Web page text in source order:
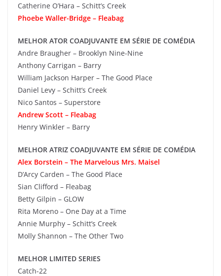
Catherine O’Hara – Schitt’s Creek
Phoebe Waller-Bridge – Fleabag
MELHOR ATOR COADJUVANTE EM SÉRIE DE COMÉDIA
Andre Braugher – Brooklyn Nine-Nine
Anthony Carrigan – Barry
William Jackson Harper – The Good Place
Daniel Levy – Schitt’s Creek
Nico Santos – Superstore
Andrew Scott – Fleabag
Henry Winkler – Barry
MELHOR ATRIZ COADJUVANTE EM SÉRIE DE COMÉDIA
Alex Borstein – The Marvelous Mrs. Maisel
D’Arcy Carden – The Good Place
Sian Clifford – Fleabag
Betty Gilpin – GLOW
Rita Moreno – One Day at a Time
Annie Murphy – Schitt’s Creek
Molly Shannon – The Other Two
MELHOR LIMITED SERIES
Catch-22